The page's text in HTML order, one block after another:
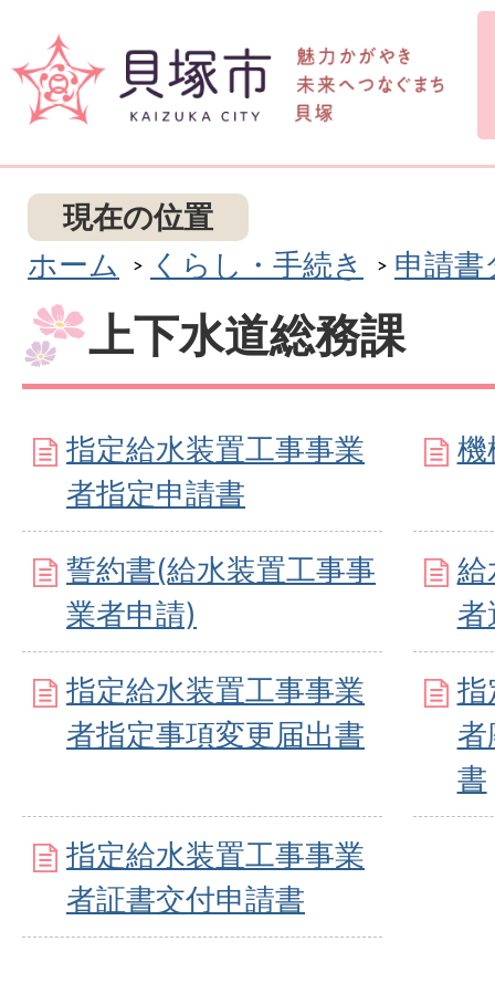
現在の位置
ホーム
くらし・手続き 申請書
上下水道総務課
指定給水装置工事事業
者指定申請書
機
誓約書(給水装置工事事
業者申請)
給
者
指定給水装置工事事業
者指定事項変更届出書
指
者
書
指定給水装置工事事業
者証書交付申請書